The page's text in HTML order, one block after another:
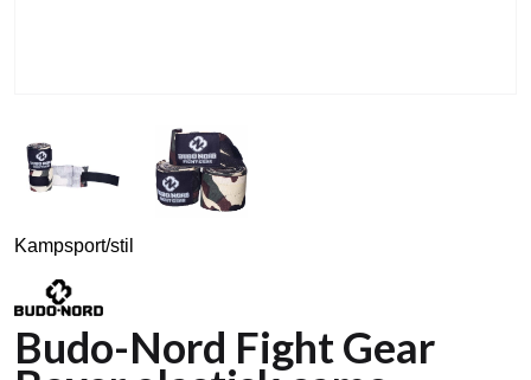
Kampsport/stil
Budo-Nord Fight Gear